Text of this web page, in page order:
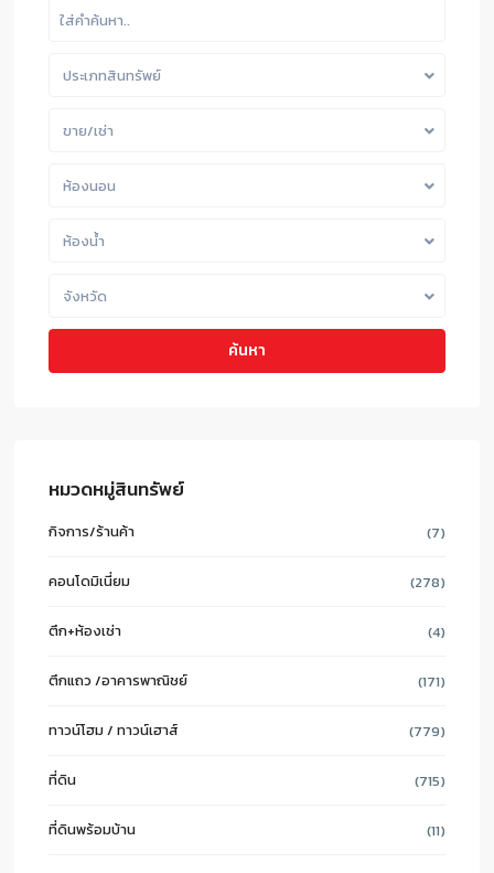
ประเภทสินทรัพย์
ขาย/เช่า
ห้องนอน
ห้องน้ำ
จังหวัด
ค้นหา
หมวดหมู่สินทรัพย์
กิจการ/ร้านค้า (7)
คอนโดมิเนี่ยม (278)
ตึก+ห้องเช่า (4)
ตึกแถว /อาคารพาณิชย์ (171)
ทาวน์โฮม / ทาวน์เฮาส์ (779)
ที่ดิน (715)
ที่ดินพร้อมบ้าน (11)